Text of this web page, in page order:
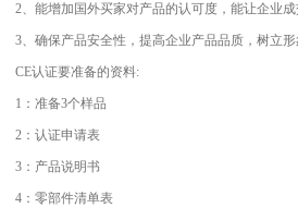
2、能增加国外买家对产品的认可度，能让企业成
3、确保产品安全性，提高企业产品品质，树立形
CE认证要准备的资料:
1：准备3个样品
2：认证申请表
3：产品说明书
4：零部件清单表